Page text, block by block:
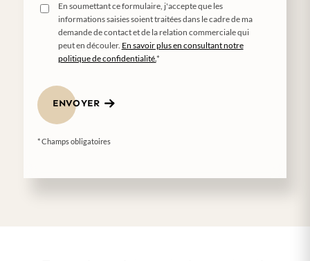
En soumettant ce formulaire, j'accepte que les
informations saisies soient traitées dans le cadre de ma
demande de contact et de la relation commerciale qui
peut en découler. En savoir plus en consultant notre
politique de confidentialité.*
ENVOYER
* Champs obligatoires